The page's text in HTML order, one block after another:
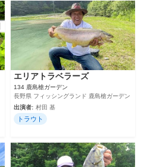
エリアトラベラーズ
134 鹿島槍ガーデン
長野県 フィッシングランド 鹿島槍ガーデン
出演者: 村田 基
トラウト